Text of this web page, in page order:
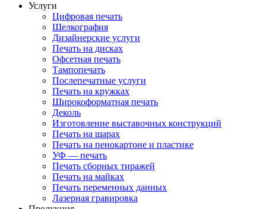
Услуги
Цифровая печать
Шелкография
Дизайнерские услуги
Печать на дисках
Офсетная печать
Тампопечать
Послепечатные услуги
Печать на кружках
Широкоформатная печать
Деколь
Изготовление выставочных конструкций
Печать на шарах
Печать на пенокартоне и пластике
УФ — печать
Печать сборных тиражей
Печать на майках
Печать переменных данных
Лазерная гравировка